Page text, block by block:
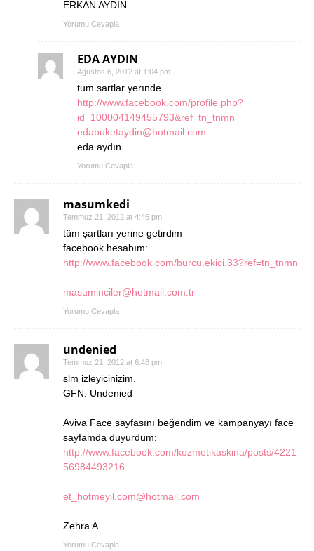
ERKAN AYDIN
Yorumu Cevapla
EDA AYDIN
Ağustos 6, 2012 at 1:04 pm
tum sartlar yerınde
http://www.facebook.com/profile.php?
id=100004149455793&ref=tn_tnmn
edabuketaydin@hotmail.com
eda aydın
Yorumu Cevapla
masumkedi
Temmuz 21, 2012 at 4:46 pm
tüm şartları yerine getirdim
facebook hesabım:
http://www.facebook.com/burcu.ekici.33?ref=tn_tnmn
masuminciler@hotmail.com.tr
Yorumu Cevapla
undenied
Temmuz 21, 2012 at 6:48 pm
slm izleyicinizim.
GFN: Undenied
Aviva Face sayfasını beğendim ve kampanyayı face
sayfamda duyurdum:
http://www.facebook.com/kozmetikaskina/posts/4221
56984493216
et_hotmeyil.com@hotmail.com
Zehra A.
Yorumu Cevapla